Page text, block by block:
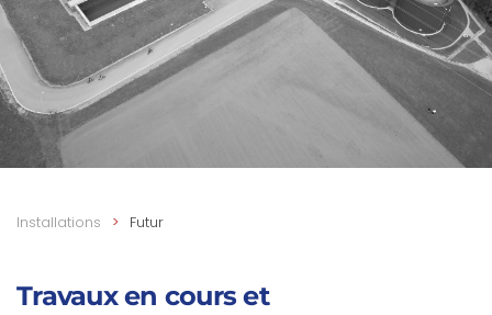
Installations Futur
Travaux en cours et